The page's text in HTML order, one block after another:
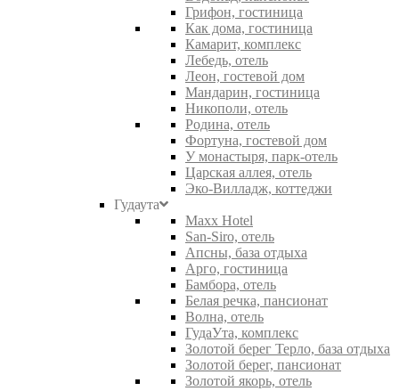
Грифон, гостиница
Как дома, гостиница
Камарит, комплекс
Лебедь, отель
Леон, гостевой дом
Мандарин, гостиница
Никополи, отель
Родина, отель
Фортуна, гостевой дом
У монастыря, парк-отель
Царская аллея, отель
Эко-Вилладж, коттеджи
Гудаута
Maxx Hotel
San-Siro, отель
Апсны, база отдыха
Арго, гостиница
Бамбора, отель
Белая речка, пансионат
Волна, отель
ГудаУта, комплекс
Золотой берег Терло, база отдыха
Золотой берег, пансионат
Золотой якорь, отель